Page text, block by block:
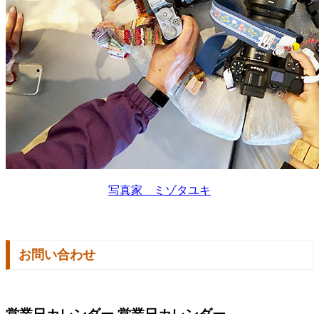
写真家 ミゾタユキ
お問い合わせ